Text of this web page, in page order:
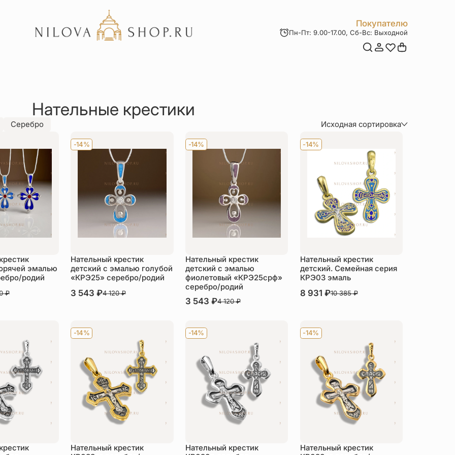
Покупателю
Пн-Пт: 9.00-17.00, Сб-Вс: Выходной
Статьи
Нательные крестики
Серебро
Исходная сортировка
По популярности
По цене (сначала дороже)
По цене (сначала дешевле)
По величине скидки
эмалью
родий
₽
-14%
Нательный крестик
детский с эмалью голубой
«КРЭ25» серебро/родий
В наличии
3 543₽4 120₽
-14%
Нательный крестик
детский с эмалью
фиолетовый «КРЭ25срф»
серебро/родий
В наличии
3 543 ₽4 120₽
-14%
Нательный крестик
детский. Семейная серия
КРЭ03 эмаль
В наличии
8 931 ₽10 385₽
-14%
Нательный крестик
-14%
Нательный крестик
-14%
Нательный крестик